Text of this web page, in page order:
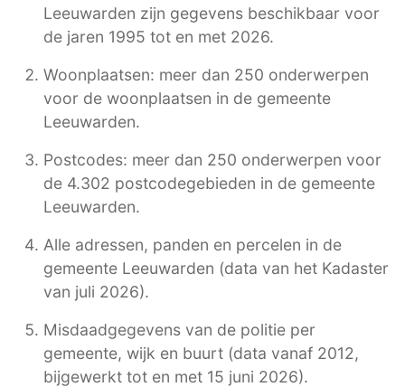
Leeuwarden zijn gegevens beschikbaar voor
de jaren 1995 tot en met 2026.
Woonplaatsen: meer dan 250 onderwerpen
voor de woonplaatsen in de gemeente
Leeuwarden.
Postcodes: meer dan 250 onderwerpen voor
de 4.302 postcodegebieden in de gemeente
Leeuwarden.
Alle adressen, panden en percelen in de
gemeente Leeuwarden (data van het Kadaster
van juli 2026).
Misdaadgegevens van de politie per
gemeente, wijk en buurt (data vanaf 2012,
bijgewerkt tot en met 15 juni 2026).